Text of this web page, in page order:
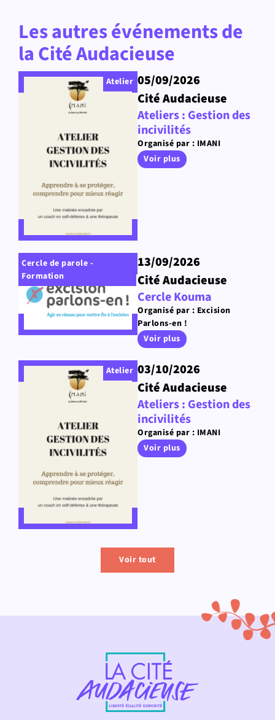
Les autres événements de
la Cité Audacieuse
Atelier 05/09/2026
Cité Audacieuse
Ateliers : Gestion des
incivilités
Organisé par : IMANI
Voir plus
Cercle de parole -
Formation
13/09/2026
Cité Audacieuse
Cercle Kouma
Organisé par : Excision
Parlons-en !
Voir plus
Atelier 03/10/2026
Cité Audacieuse
Ateliers : Gestion des
incivilités
Organisé par : IMANI
Voir plus
Voir tout